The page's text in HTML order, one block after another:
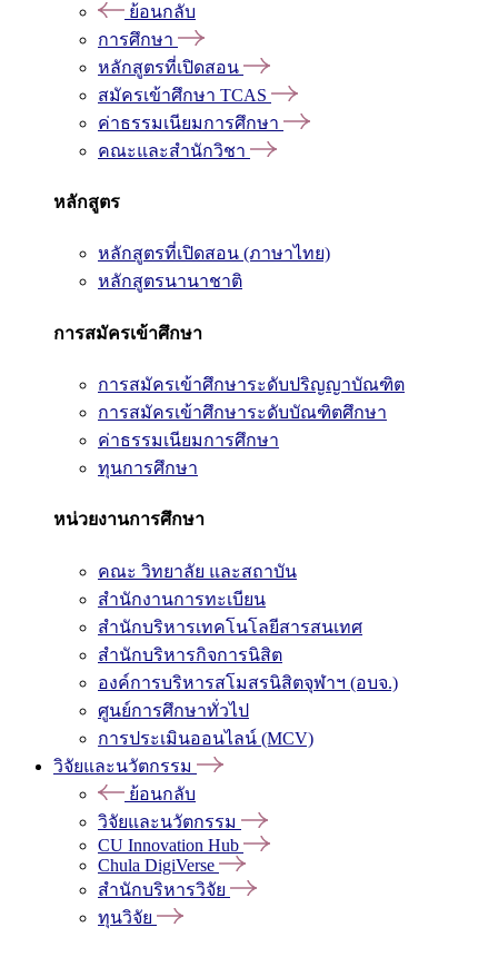
ย้อนกลับ
การศึกษา
หลักสูตรที่เปิดสอน
สมัครเข้าศึกษา TCAS
ค่าธรรมเนียมการศึกษา
คณะและสำนักวิชา
หลักสูตร
หลักสูตรที่เปิดสอน (ภาษาไทย)
หลักสูตรนานาชาติ
การสมัครเข้าศึกษา
การสมัครเข้าศึกษาระดับปริญญาบัณฑิต
การสมัครเข้าศึกษาระดับบัณฑิตศึกษา
ค่าธรรมเนียมการศึกษา
ทุนการศึกษา
หน่วยงานการศึกษา
คณะ วิทยาลัย และสถาบัน
สำนักงานการทะเบียน
สำนักบริหารเทคโนโลยีสารสนเทศ
สำนักบริหารกิจการนิสิต
องค์การบริหารสโมสรนิสิตจุฬาฯ (อบจ.)
ศูนย์การศึกษาทั่วไป
การประเมินออนไลน์ (MCV)
วิจัยและนวัตกรรม
ย้อนกลับ
วิจัยและนวัตกรรม
CU Innovation Hub
Chula DigiVerse
สำนักบริหารวิจัย
ทุนวิจัย